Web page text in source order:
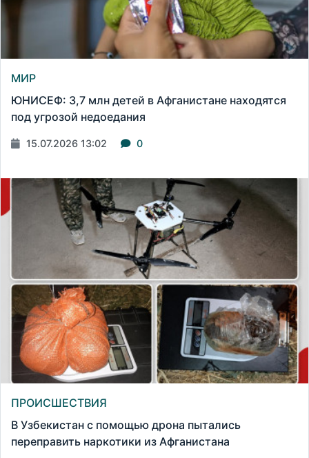
МИР
ЮНИСЕФ: 3,7 млн детей в Афганистане находятся
под угрозой недоедания
15.07.2026 13:02 0
ПРОИСШЕСТВИЯ
В Узбекистан с помощью дрона пытались
переправить наркотики из Афганистана